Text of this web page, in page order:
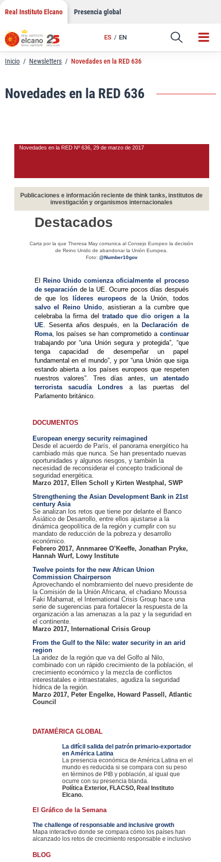
Saltar
contenido
Real Instituto Elcano Presencia global
ES EN
Enlace
Inicio / Newsletters / Novedades en la RED 636
Novedades en la RED 636